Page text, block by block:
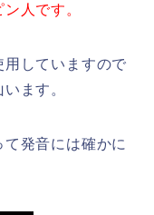
人です。
していますので
ます。
発音には確かに